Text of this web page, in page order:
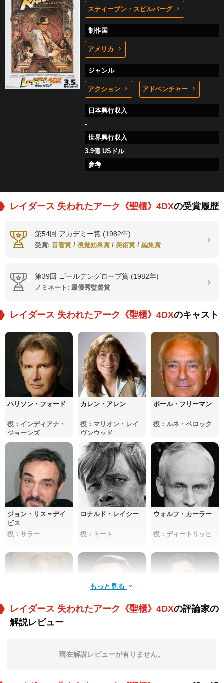
スティーブン・スピルバーグ
制作国
アメリカ
ジャンル
アクション アドベンチャー
日本興行収入
-
世界興行収入
3.9億 USドル
参考
レイダース 失われたアーク《聖櫃》4DXの受賞履歴
第54回 アカデミー賞 (1982年)
受賞: 音響賞 / 視覚効果賞 / 美術賞 / 編集賞
第39回 ゴールデングローブ賞 (1982年)
ノミネート: 最優秀監督賞
レイダース 失われたアーク《聖櫃》4DXのキャスト
ハリソン・フォード
役：インディアナ・
ジョーンズ
カレン・アレン
役：マリオン・レイ
ヴンウッド
ポール・フリーマン
役：ルネ・ベロック
ジョン・リス＝デイ
ビス
役：サラー
ロナルド・レイシー
役：トート
ウォルフ・カーラー
役：ディートリッヒ
アンソニー・ヒギン
ディ教授
もっと見る
レイダース 失われたアーク《聖櫃》4DXの評論家の
解説レビュー
現在解説レビューが有りません。